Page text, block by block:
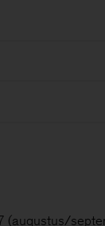
(augustus/